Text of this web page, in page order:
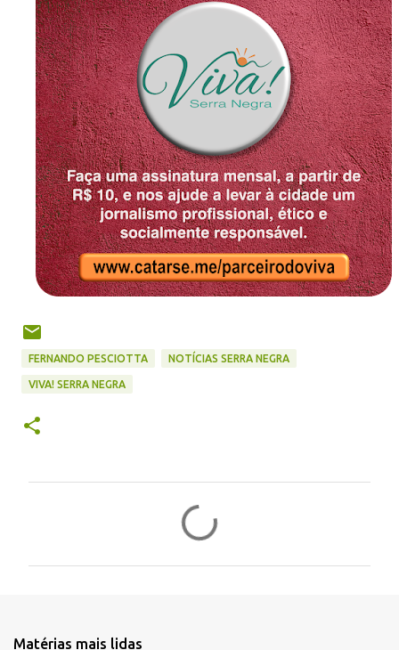
FERNANDO PESCIOTTA NOTÍCIAS SERRA NEGRA
VIVA! SERRA NEGRA
t
Matérias mais lidas